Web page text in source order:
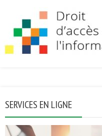
SERVICES EN LIGNE